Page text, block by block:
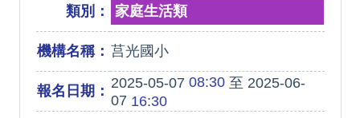
類別： 家庭生活類
機構名稱： 莒光國小
報名日期： 2025-05-07 08:30至 2025-06-
07 16:30